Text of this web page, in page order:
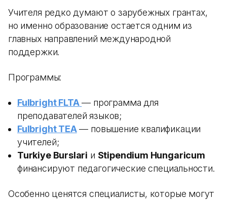
Учителя редко думают о зарубежных грантах,
но именно образование остается одним из
главных направлений международной
поддержки.
Программы:
Fulbright FLTA — программа для
преподавателей языков;
Fulbright TEA— повышение квалификации
учителей;
Turkiye Burslari и Stipendium Hungaricum
финансируют педагогические специальности.
Особенно ценятся специалисты, которые могут